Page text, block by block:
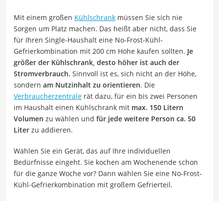
Mit einem großen Kühlschrank müssen Sie sich nie
Sorgen um Platz machen. Das heißt aber nicht, dass Sie
für Ihren Single-Haushalt eine No-Frost-Kühl-
Gefrierkombination mit 200 cm Höhe kaufen sollten. Je
größer der Kühlschrank, desto höher ist auch der
Stromverbrauch. Sinnvoll ist es, sich nicht an der Höhe,
sondern am Nutzinhalt zu orientieren. Die
Verbraucherzentrale rät dazu, für ein bis zwei Personen
im Haushalt einen Kühlschrank mit max. 150 Litern
Volumen zu wählen und für jede weitere Person ca. 50
Liter zu addieren.
Wählen Sie ein Gerät, das auf Ihre individuellen
Bedürfnisse eingeht. Sie kochen am Wochenende schon
für die ganze Woche vor? Dann wählen Sie eine No-Frost-
Kühl-Gefrierkombination mit großem Gefrierteil.